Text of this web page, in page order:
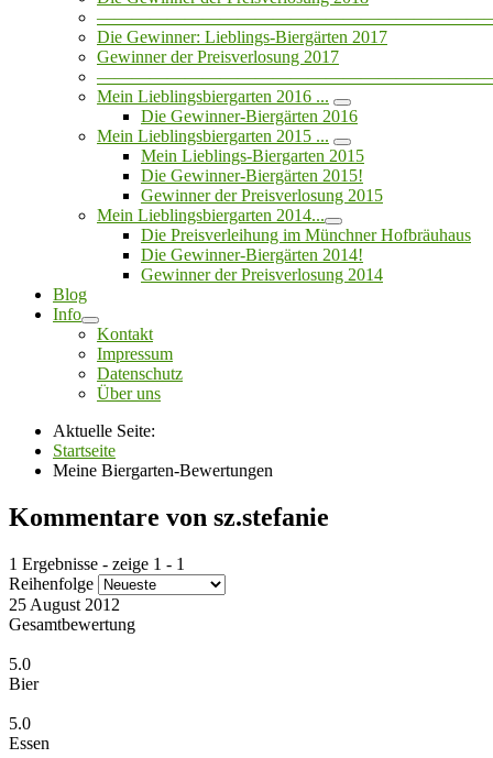
Die Gewinner: Lieblings-Biergärten 2017
Gewinner der Preisverlosung 2017
Mein Lieblingsbiergarten 2016 ...
Die Gewinner-Biergärten 2016
Mein Lieblingsbiergarten 2015 ...
Mein Lieblings-Biergarten 2015
Die Gewinner-Biergärten 2015!
Gewinner der Preisverlosung 2015
Mein Lieblingsbiergarten 2014...
Die Preisverleihung im Münchner Hofbräuhaus
Die Gewinner-Biergärten 2014!
Gewinner der Preisverlosung 2014
Blog
Info
Kontakt
Impressum
Datenschutz
Über uns
Aktuelle Seite:
Startseite
Meine Biergarten-Bewertungen
Kommentare von sz.stefanie
1 Ergebnisse - zeige 1 - 1
Reihenfolge
25 August 2012
Gesamtbewertung
5.0
Bier
5.0
Essen